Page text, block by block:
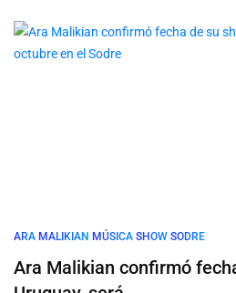
ARA MALIKIAN MÚSICA SHOW SODRE
Ara Malikian confirmó